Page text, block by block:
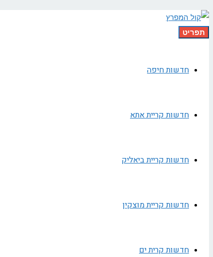
תפריט
חדשות חיפה
חדשות קריית אתא
חדשות קריית ביאליק
חדשות קריית מוצקין
חדשות קרית ים